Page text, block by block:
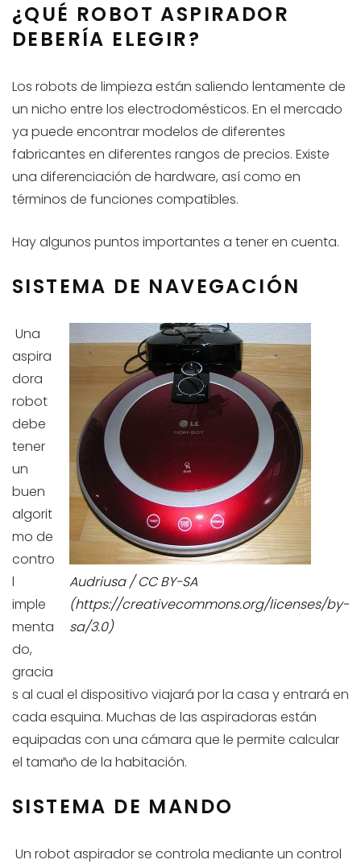
¿QUÉ ROBOT ASPIRADOR
DEBERÍA ELEGIR?
Los robots de limpieza están saliendo lentamente de
un nicho entre los electrodomésticos. En el mercado
ya puede encontrar modelos de diferentes
fabricantes en diferentes rangos de precios. Existe
una diferenciación de hardware, así como en
términos de funciones compatibles.
Hay algunos puntos importantes a tener en cuenta.
SISTEMA DE NAVEGACIÓN
Audriusa / CC BY-SA
(https://creativecommons.org/licenses/by-
sa/3.0)
Una
aspira
dora
robot
debe
tener
un
buen
algorit
mo de
contro
l
imple
menta
do,
gracia
s al cual el dispositivo viajará por la casa y entrará en
cada esquina. Muchas de las aspiradoras están
equipadas con una cámara que le permite calcular
el tamaño de la habitación.
SISTEMA DE MANDO
Un robot aspirador se controla mediante un control